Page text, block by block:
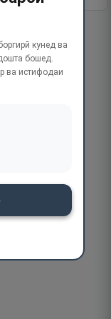
кунед ва
бошед.
ва истифодаи